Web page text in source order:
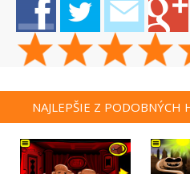
NAJLEPŠIE Z PODOBNÝCH